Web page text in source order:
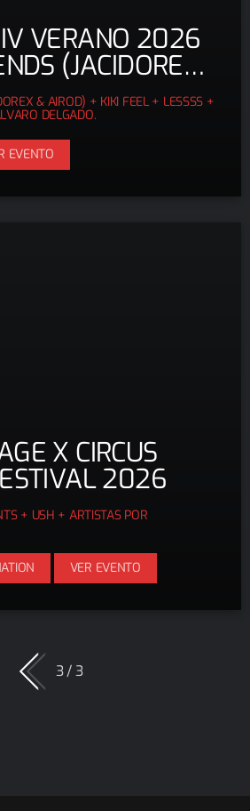
VERANO 2026
(JACIDOREX
KIKI FEEL +
+ OMAKS
& AIROD) + KIKI FEEL + LESSSS +
DELGADO.
EVENTO
X CIRCUS
2026
+ USH + ARTISTAS POR
VER EVENTO
3 / 3